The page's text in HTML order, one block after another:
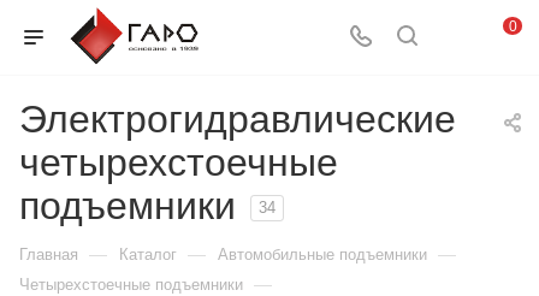
0
Электрогидравлические
четырехстоечные
подъемники
34
Главная — Каталог — Автомобильные подъемники —
Четырехстоечные подъемники —